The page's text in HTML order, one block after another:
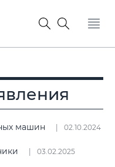
машин 02.10.2024
03.02.2025